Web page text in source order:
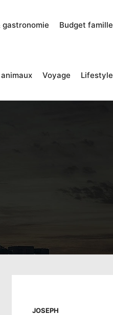
Budget famille
Voyage Lifestyle
JOSEPH